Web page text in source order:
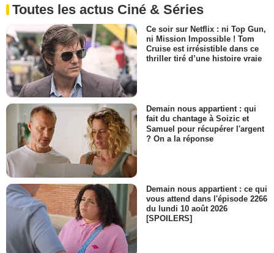
Toutes les actus Ciné & Séries
Ce soir sur Netflix : ni Top Gun,
ni Mission Impossible ! Tom
Cruise est irrésistible dans ce
thriller tiré d’une histoire vraie
Demain nous appartient : qui
fait du chantage à Soizic et
Samuel pour récupérer l'argent
? On a la réponse
Demain nous appartient : ce qui
vous attend dans l'épisode 2266
du lundi 10 août 2026
[SPOILERS]